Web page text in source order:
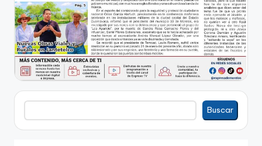
Buscar
Buscar